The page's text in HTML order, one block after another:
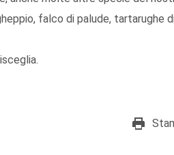
falco di palude, tartarughe